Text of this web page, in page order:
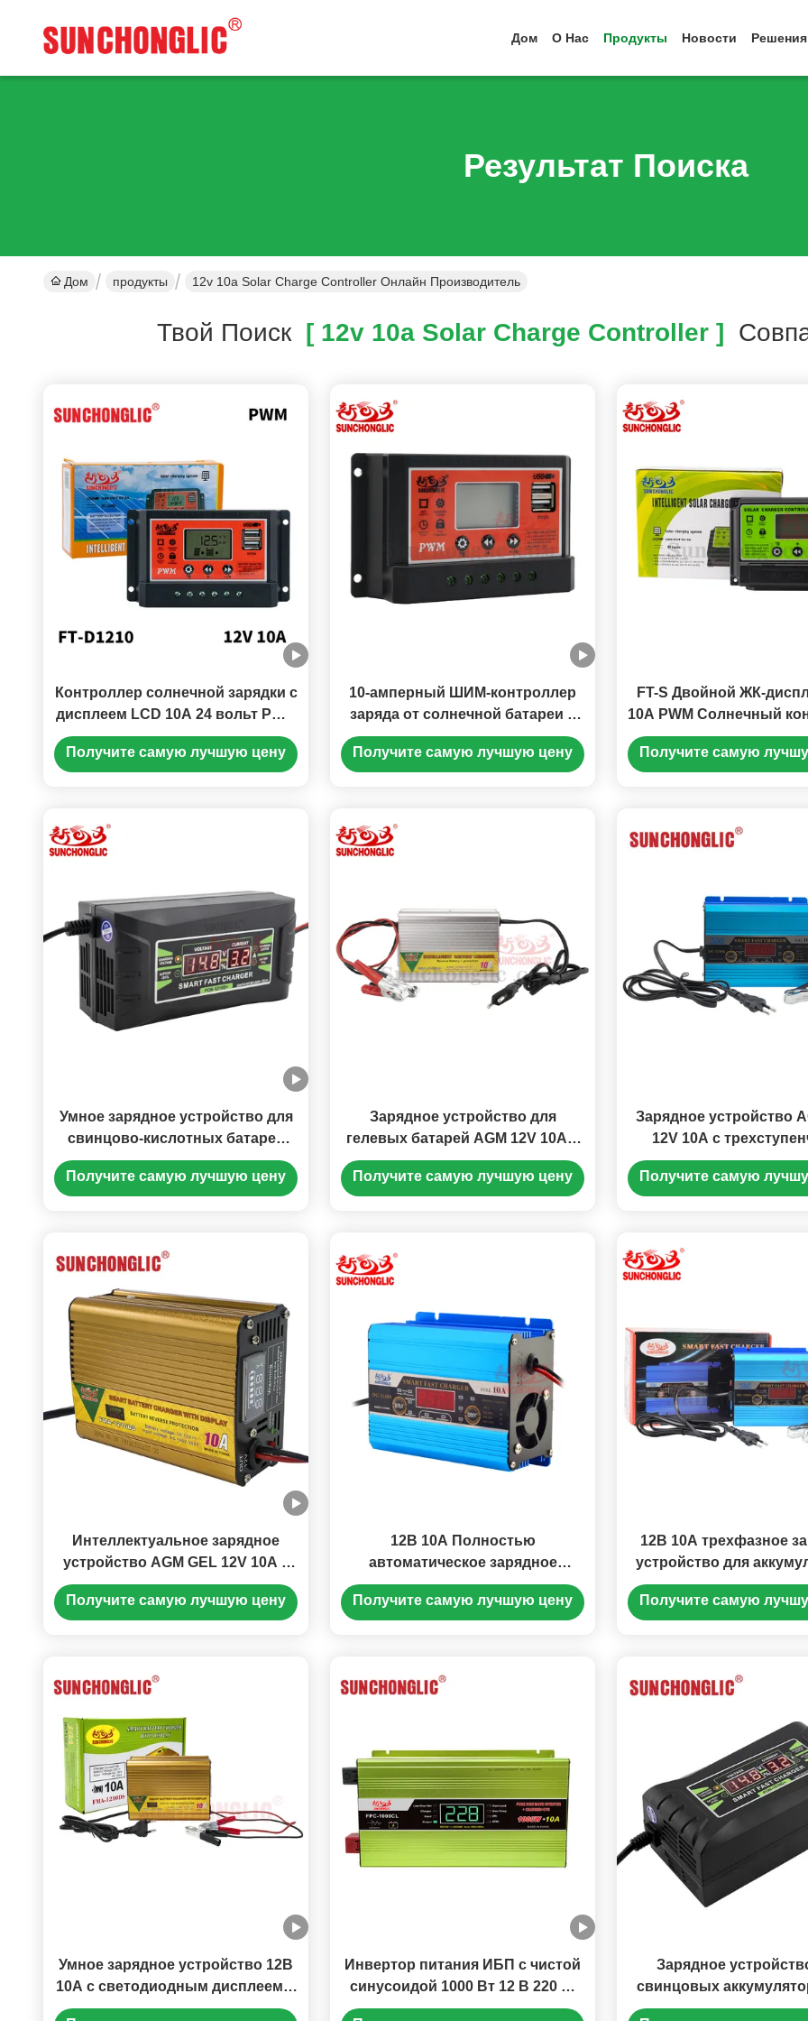
Дом О Нас Продукты Новости Решения
Результат Поиска
Дом продукты 12v 10a Solar Charge Controller Онлайн Производитель
Твой Поиск [ 12v 10a Solar Charge Controller ]
Контроллер солнечной зарядки с
дисплеем LCD 10A 24 вольт PWM
с ручными настройками и
выходом USB
Получите самую лучшую цену
10-амперный ШИМ-контроллер
заряда от солнечной батареи с
ЖК-дисплеем для 24-вольтовых
систем
Получите самую лучшую цену
FT-S Двойной ЖК-
10A PWM Солнечный
заряда для систем
трехфазной
Получите самую
Умное зарядное устройство для
свинцово-кислотных батарей
12В 10А с режимом зарядки PWM
и входной напряжением 150V-
Получите самую лучшую цену
Зарядное устройство для
гелевых батарей AGM 12V 10A с
трехступенчатой зарядкой и
150V ≈ 250V AC вводом для
Получите самую лучшую цену
Зарядное устройство
12V 10A с
автоматической
функцией запуска
Получите самую
Интеллектуальное зарядное
устройство AGM GEL 12V 10A с
светодиодным дисплеем и
трехступенчатой зарядкой
Получите самую лучшую цену
12В 10А Полностью
автоматическое зарядное
устройство с трехступенчатой
зарядкой для AGM, GEL и
Получите самую лучшую цену
12В 10А трехфазное
устройство для
со светодиодным
функцией запуска
Получите самую
Умное зарядное устройство 12В
10А с светодиодным дисплеем и
многоступенчатой зарядкой для
Инвертор питания ИБП с чистой
синусоидой 1000 Вт 12 В 220 В,
инвертор для солнечной энергии
Зарядное
свинцовых
10A с трехступенчатой